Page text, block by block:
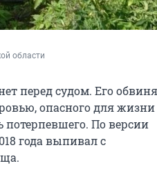
области
перед судом. Его
опасного для жизни
потерпевшего. По версии
года выпивал с